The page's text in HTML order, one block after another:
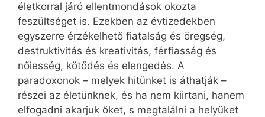
életkorral járó ellentmondások okozta
feszültséget is. Ezekben az évtizedekben
egyszerre érzékelhető fiatalság és öregség,
destruktivitás és kreativitás, férfiasság és
nőiesség, kötődés és elengedés. A
paradoxonok – melyek hitünket is áthatják –
részei az életünknek, és ha nem kiirtani, hanem
elfogadni akarjuk őket, s megtalálni a helyüket